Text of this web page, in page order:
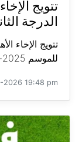
تتويج
الدرجة الثانية
تتويج الإخاء
للموسم 2025-2026 ...
2026 19:48 pm